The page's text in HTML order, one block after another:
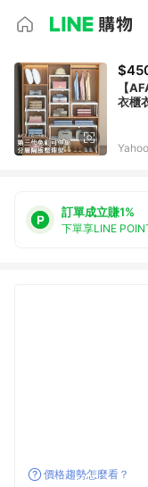
【
衣櫃
訂單成立賺1%
下單享LINE
價格趨勢怎麼看？